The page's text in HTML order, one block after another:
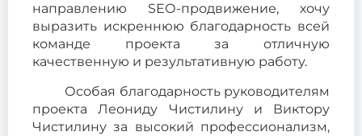
направлению SЕО-продвижение, хочу
выразить искреннюю благодарность всей
команде проекта за отличную
качественную и результативную работу.
Особая благодарность руководителям
проекта Леониду Чистилину и Виктору
Чистилину за высокий профессионализм,